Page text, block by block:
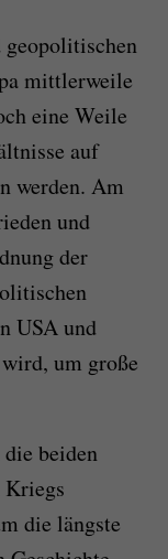
geopolitischen
mittlerweile
eine Weile
auf
werden. Am
und
der
USA und
um große
beiden
Kriegs
die längste